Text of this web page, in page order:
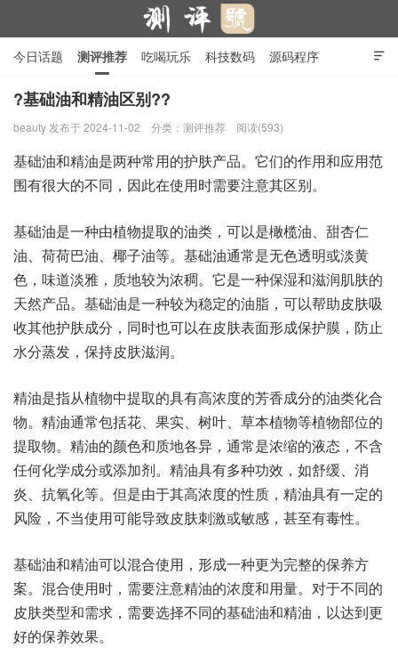

今日话题 测评推荐 吃喝玩乐 科技数码 源码程序
行业产品 在线投稿 隐私政策
?基础油和精油区别??
beauty 发布于 2024-11-02 分类： 测评推荐 阅读(593)
基础油和精油是两种常用的护肤产品。它们的作用和应用范
围有很大的不同，因此在使用时需要注意其区别。
基础油是一种由植物提取的油类，可以是橄榄油、甜杏仁
油、荷荷巴油、椰子油等。基础油通常是无色透明或淡黄
色，味道淡雅，质地较为浓稠。它是一种保湿和滋润肌肤的
天然产品。基础油是一种较为稳定的油脂，可以帮助皮肤吸
收其他护肤成分，同时也可以在皮肤表面形成保护膜，防止
水分蒸发，保持皮肤滋润。
精油是指从植物中提取的具有高浓度的芳香成分的油类化合
物。精油通常包括花、果实、树叶、草本植物等植物部位的
提取物。精油的颜色和质地各异，通常是浓缩的液态，不含
任何化学成分或添加剂。精油具有多种功效，如舒缓、消
炎、抗氧化等。但是由于其高浓度的性质，精油具有一定的
风险，不当使用可能导致皮肤刺激或敏感，甚至有毒性。
基础油和精油可以混合使用，形成一种更为完整的保养方
案。混合使用时，需要注意精油的浓度和用量。对于不同的
皮肤类型和需求，需要选择不同的基础油和精油，以达到更
好的保养效果。